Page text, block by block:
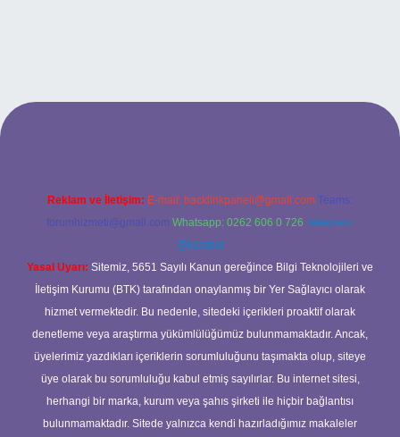
Reklam ve İletişim: E-mail: backlinkpaneli@gmail.com Teams:
forumhizmeti@gmail.com Whatsapp: 0262 606 0 726 Telegram:
@karabul
Yasal Uyarı: Sitemiz, 5651 Sayılı Kanun gereğince Bilgi Teknolojileri ve
İletişim Kurumu (BTK) tarafından onaylanmış bir Yer Sağlayıcı olarak
hizmet vermektedir. Bu nedenle, sitedeki içerikleri proaktif olarak
denetleme veya araştırma yükümlülüğümüz bulunmamaktadır. Ancak,
üyelerimiz yazdıkları içeriklerin sorumluluğunu taşımakta olup, siteye
üye olarak bu sorumluluğu kabul etmiş sayılırlar. Bu internet sitesi,
herhangi bir marka, kurum veya şahıs şirketi ile hiçbir bağlantısı
bulunmamaktadır. Sitede yalnızca kendi hazırladığımız makaleler